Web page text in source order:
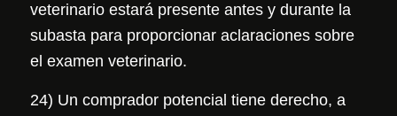
veterinario estará presente antes y durante la
subasta para proporcionar aclaraciones sobre
el examen veterinario.
24) Un comprador potencial tiene derecho, a